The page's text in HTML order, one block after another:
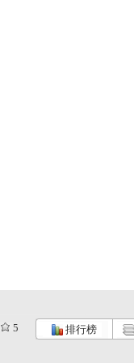
5 排行榜
动漫世界 ...